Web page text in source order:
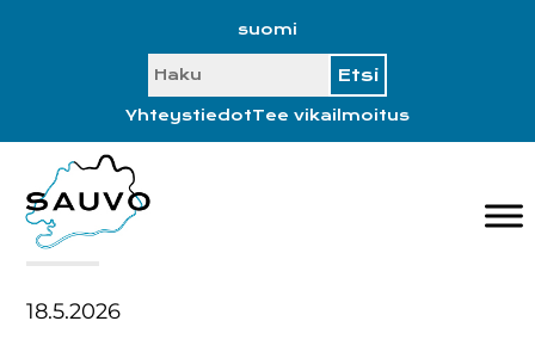
alatunnisteeseen
suomi
SEARCH
YhteystiedotTee vikailmoitus
18.5.2026